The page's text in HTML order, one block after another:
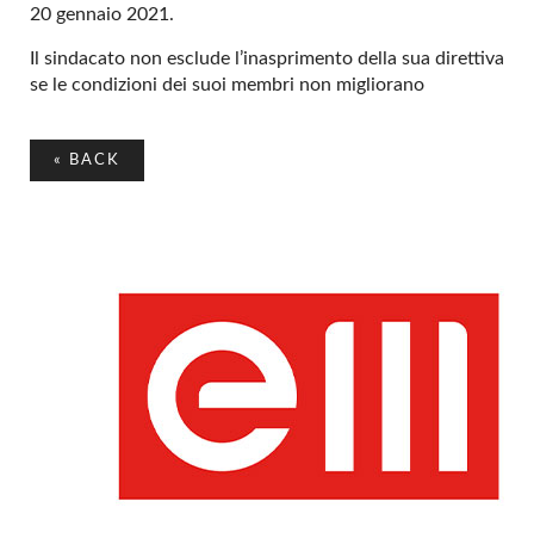
20 gennaio 2021.
Il sindacato non esclude l’inasprimento della sua direttiva
se le condizioni dei suoi membri non migliorano
« BACK